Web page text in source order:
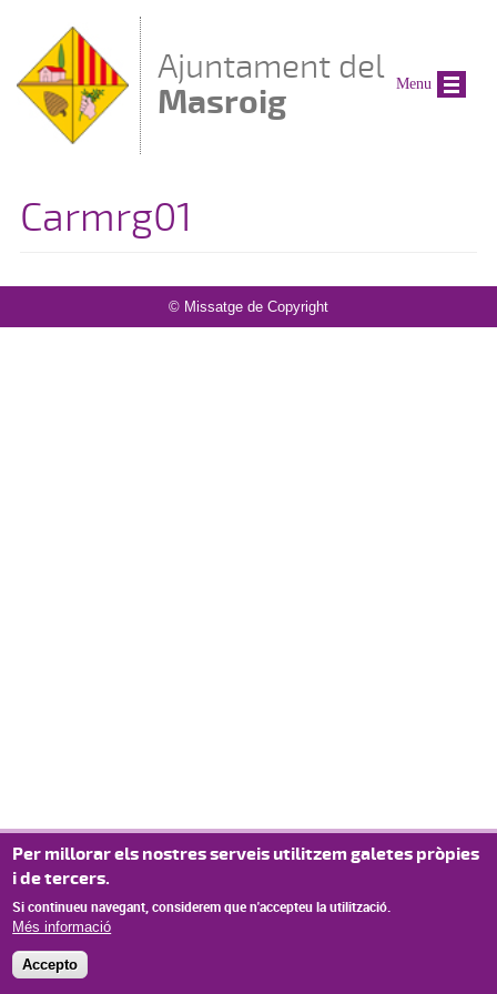
Ajuntament del
Masroig
Carmrg01
© Missatge de Copyright
Menu
Per millorar els nostres serveis utilitzem galetes pròpies
i de tercers.
Si continueu navegant, considerem que n'accepteu la utilització.
Més informació
Accepto